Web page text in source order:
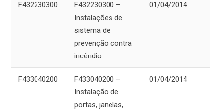
F432230300
F432230300 –
Instalações de
sistema de
prevenção contra
incêndio
01/04/2014
F433040200
F433040200 –
Instalação de
portas, janelas,
01/04/2014